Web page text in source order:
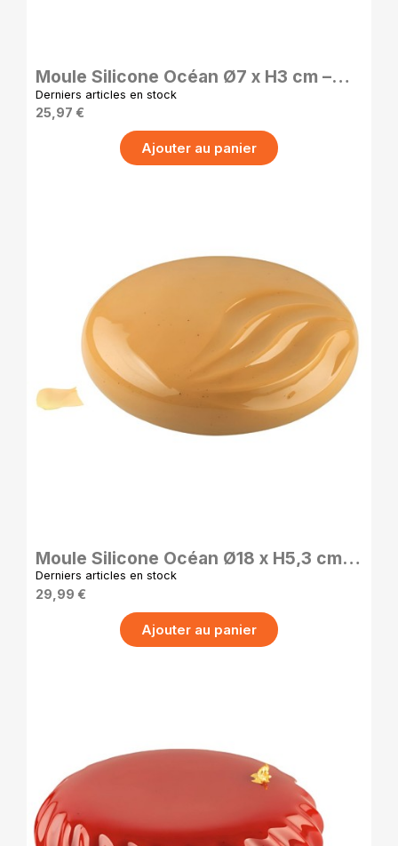
Moule Silicone Océan Ø7 x H3 cm –
Moule Pâtisserie Silikomart x6
Derniers articles en stock
25,97 €
Ajouter au panier
Moule Silicone Océan Ø18 x H5,3 cm –
Moule Pâtisserie Silikomart
Derniers articles en stock
29,99 €
Ajouter au panier